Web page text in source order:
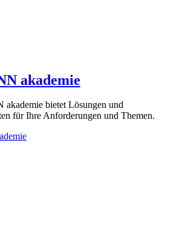
akademie
bietet Lösungen und
für Ihre Anforderungen und Themen.